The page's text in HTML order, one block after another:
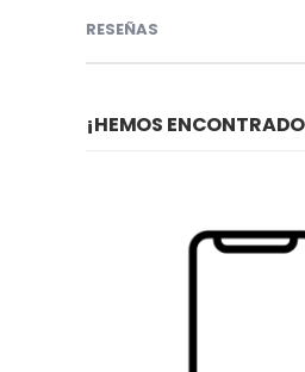
RESEÑAS
¡HEMOS